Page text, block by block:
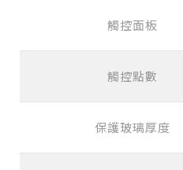
觸控面板
觸控點數
保護玻璃厚度